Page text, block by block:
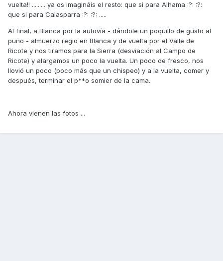
vuelta!! ......... ya os imagináis el resto: que si para Alhama :?: :?:
que si para Calasparra :?: :?: .....
Al final, a Blanca por la autovía - dándole un poquillo de gusto al
puño - almuerzo regio en Blanca y de vuelta por el Valle de
Ricote y nos tiramos para la Sierra (desviación al Campo de
Ricote) y alargamos un poco la vuelta. Un poco de fresco, nos
llovió un poco (poco más que un chispeo) y a la vuelta, comer y
después, terminar el p**o somier de la cama.
Ahora vienen las fotos ...